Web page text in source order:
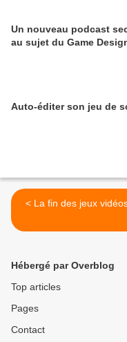
Un nouveau podcast
au sujet du Game
Auto-éditer son jeu de
< La fin des jeux
Hébergé par Overblog
Top articles
Pages
Contact